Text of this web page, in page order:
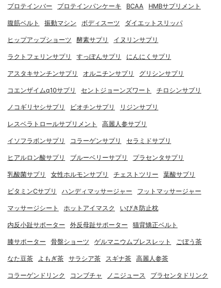
プロテインバー プロテインパンケーキ BCAA HMBサプリメント
腹筋ベルト 振動マシン ボディスーツ ダイエットスリッパ
ヒップアップショーツ 酵素サプリ イヌリンサプリ
ラクトフェリンサプリ すっぽんサプリ にんにくサプリ
アスタキサンチンサプリ オルニチンサプリ グリシンサプリ
コエンザイムq10サプリ セントジョーンズワート チロシンサプリ
ノコギリヤシサプリ ビオチンサプリ リジンサプリ
レスベラトロールサプリメント 高麗人参サプリ
イソフラボンサプリ コラーゲンサプリ セラミドサプリ
ヒアルロン酸サプリ ブルーベリーサプリ プラセンタサプリ
乳酸菌サプリ 女性ホルモンサプリ チェストツリー 葉酸サプリ
ビタミンCサプリ ハンディマッサージャー フットマッサージャー
マッサージシート ホットアイマスク いびき防止枕
内反小趾サポーター 外反母趾サポーター 猫背矯正ベルト
膝サポーター 骨盤ショーツ ゲルマニウムブレスレット ごぼう茶
なた豆茶 よもぎ茶 サラシア茶 スギナ茶 高麗人参茶
コラーゲンドリンク コンブチャ ノニジュース プラセンタドリンク